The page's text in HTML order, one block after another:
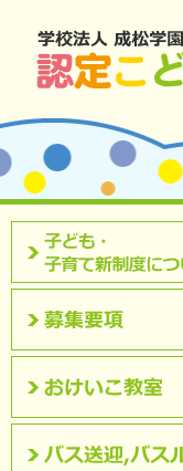
認定こども園について
募集要項
おけいこ教室